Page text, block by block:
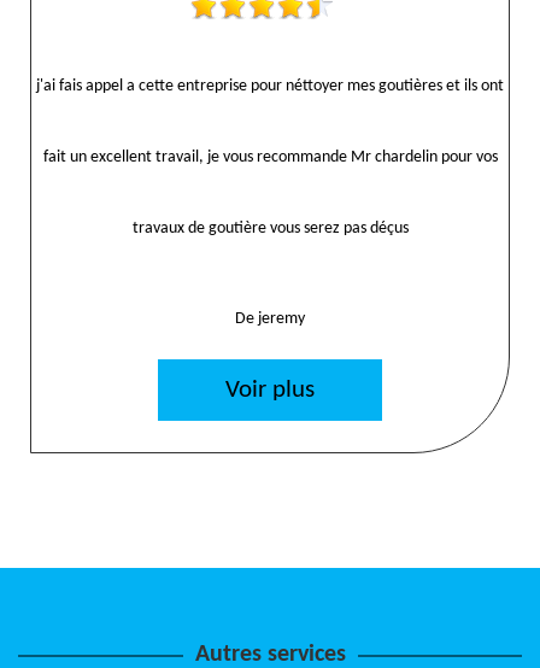
j'ai fais appel a cette entreprise pour néttoyer mes goutières et ils ont
fait un excellent travail, je vous recommande Mr chardelin pour vos
travaux de goutière vous serez pas déçus
De jeremy
Voir plus
Autres services